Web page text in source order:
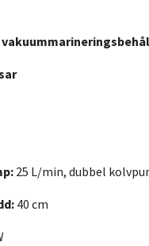
25 L/min, dubbel
40 cm